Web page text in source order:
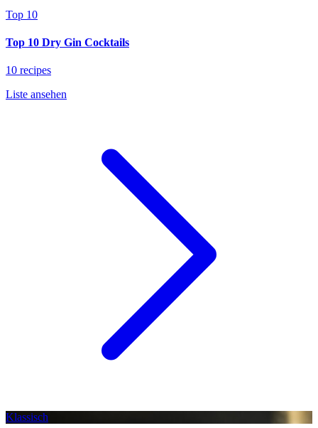
Top 10
Top 10 Dry Gin Cocktails
10 recipes
Liste ansehen
Klassisch